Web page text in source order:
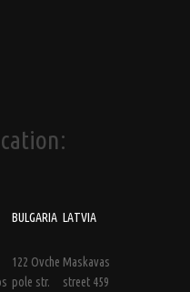
BULGARIA
122 Ovche
pole str.
LATVIA
Maskavas
street 459